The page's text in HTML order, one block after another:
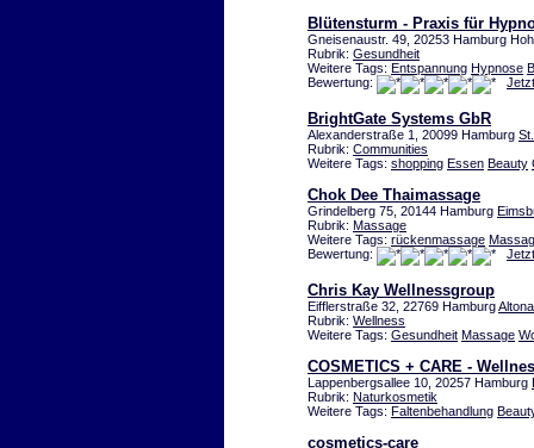
Blütensturm - Praxis für
Gneisenaustr. 49, 20253 Hamburg
Rubrik: Gesundheit
Weitere Tags: Entspannung Hypnose
Bewertung:
BrightGate Systems GbR
Alexanderstraße 1, 20099 Hamburg
Rubrik: Communities
Weitere Tags: shopping Essen Beauty
Chok Dee Thaimassage
Grindelberg 75, 20144 Hamburg
Rubrik: Massage
Weitere Tags: rückenmassage
Bewertung:
Chris Kay Wellnessgroup
Eifflerstraße 32, 22769 HamburgAltona
Rubrik: Wellness
Weitere Tags: Gesundheit Massage
COSMETICS + CARE -
Lappenbergsallee 10, 20257 Hamburg
Rubrik: Naturkosmetik
Weitere Tags: Faltenbehandlung
cosmetics-care